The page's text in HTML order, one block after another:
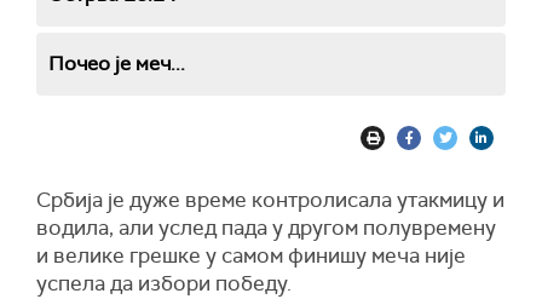
Почео је меч...
Србија je дуже време контролисала утакмицу и
водила, али услед пада у другом полувремену
и велике грешке у самом финишу меча није
успела да избори победу.